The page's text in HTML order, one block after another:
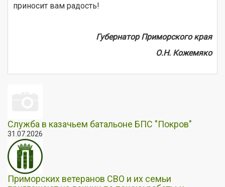
приносит вам радость!
Губернатор Приморского края
О.Н. Кожемяко
Служба в казачьем батальоне БПС "Покров"
31.07.2026
Приморских ветеранов СВО и их семьи